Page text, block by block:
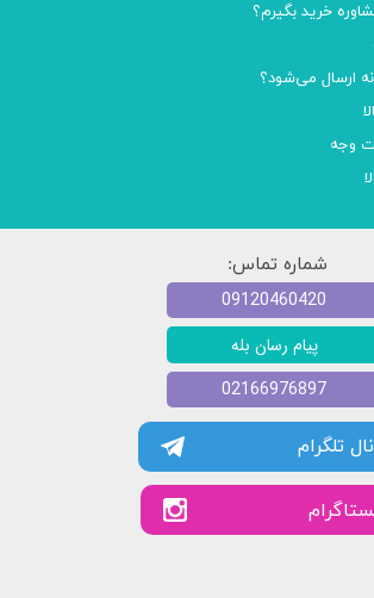
خرید بگیرم؟
ارسال می‌شود؟
وجه
شماره تماس:
تلگرام
پیام رسان بله
09120460420
02166976897